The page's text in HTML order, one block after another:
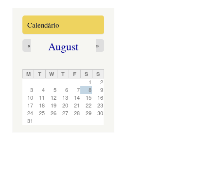
Calendário
August
« »
M T W T F S S
1
2
3
4 5 6 7 8
9
10
11 12 13 14 15
16
17
18 19 20 21 22
23
24
25 26 27 28 29
30
31